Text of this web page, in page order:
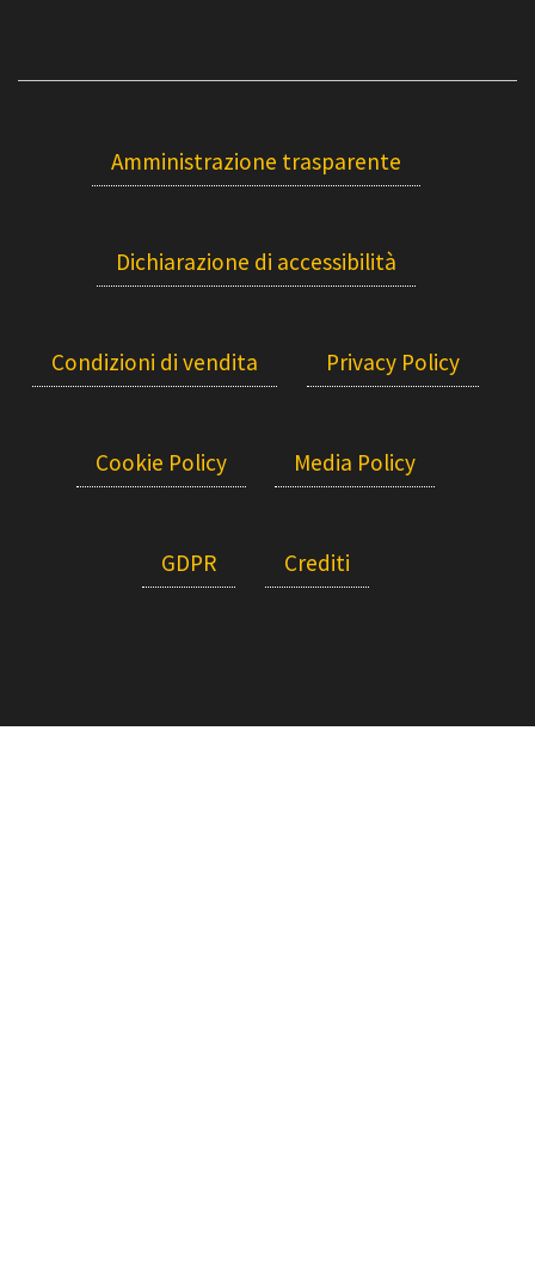
Amministrazione trasparente
Dichiarazione di accessibilità
Condizioni di vendita Privacy Policy
Cookie Policy Media Policy
GDPR Crediti